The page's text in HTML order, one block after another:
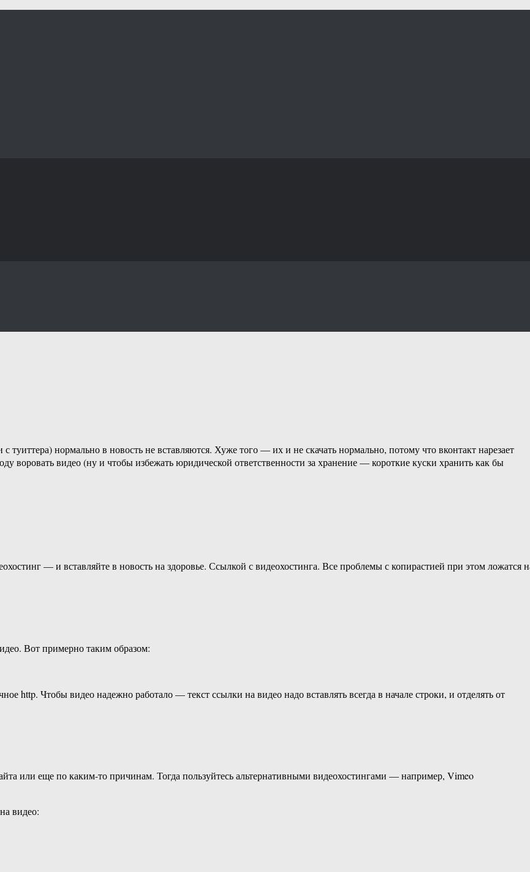
нормально в новость не вставляются. Хуже того — их и не скачать нормально, потому что вконтакт нарезает
воровать видео (ну и чтобы избежать юридической ответственности за хранение — короткие куски хранить как бы
— и вставляйте в новость на здоровье. Ссылкой с видеохостинга. Все проблемы с копирастией при этом ложатся
Вот примерно таким образом:
http. Чтобы видео надежно работало — текст ссылки на видео надо вставлять всегда в начале строки, и отделять от
или еще по каким-то причинам. Тогда пользуйтесь альтернативными видеохостингами — например, Vimeo
видео: